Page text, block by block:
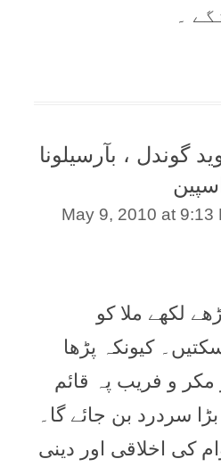
۔
گوندل ، بآرسیلونا
May 9, 2010 at 9:13
لکھے ملا کو
کیونکہ پڑھا
مکر و فریب پہ قائم
سردرد بن جائے گا۔
کی اخلاقی اور دینی